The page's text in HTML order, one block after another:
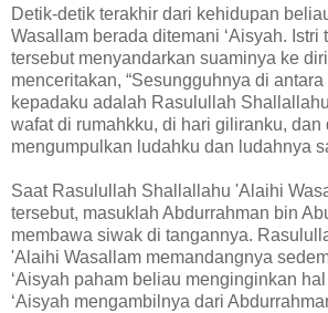
Detik-detik terakhir dari kehidupan
Wasallam berada ditemani ‘Aisyah. Istri
tersebut menyandarkan suaminya ke
menceritakan, “Sesungguhnya di
kepadaku adalah Rasulullah
wafat di rumahkku, di hari giliranku, dan
mengumpulkan ludahku dan ludahnya
Saat Rasulullah Shallallahu 'Alaihi
tersebut, masuklah Abdurrahman bin
membawa siwak di tangannya.
'Alaihi Wasallam memandangnya
‘Aisyah paham beliau menginginkan
‘Aisyah mengambilnya dari